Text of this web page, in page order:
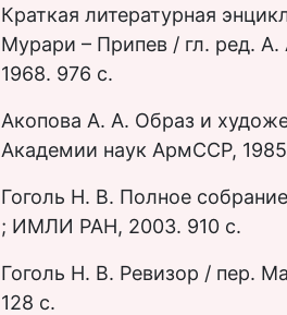
Краткая литературная
Мурари – Припев / гл. ред.
1968. 976 с.
Акопова А. А. Образ и
Академии наук АрмССР,
Гоголь Н. В. Полное
; ИМЛИ РАН, 2003. 910 с.
Гоголь Н. В. Ревизор / пер.
128 с.